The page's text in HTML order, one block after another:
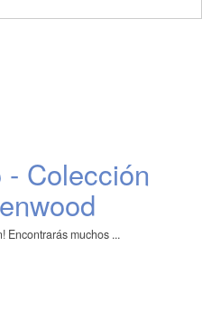
Colección
Encontrarás muchos ...